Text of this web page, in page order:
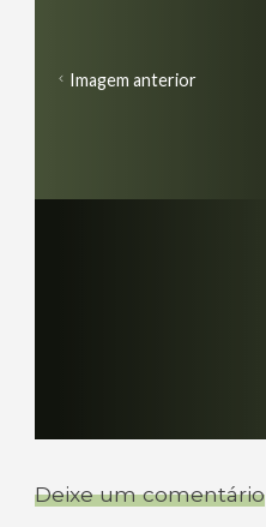
Imagem anterior
Deixe um comentário